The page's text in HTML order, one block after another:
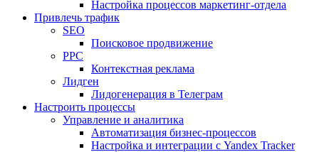
Настройка процессов маркетинг-отдела
Привлечь трафик
SEO
Поисковое продвижение
PPC
Контекстная реклама
Лидген
Лидогенерация в Телеграм
Настроить процессы
Управление и аналитика
Автоматизация бизнес-процессов
Настройка и интеграции с Yandex Tracker